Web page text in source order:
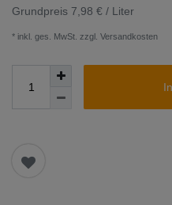
Grundpreis 7,98 € / Liter
* inkl. ges. MwSt. zzgl. Versandkosten